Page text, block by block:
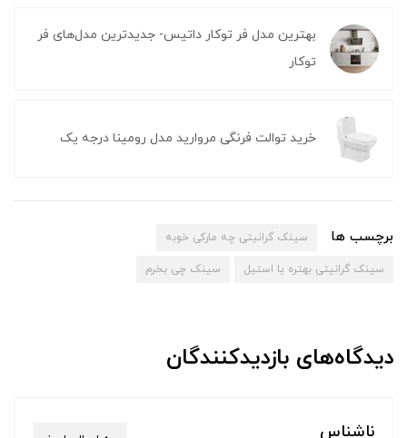
بهترین مدل فر توکار داتیس- جدیدترین مدل‌های فر
توکار
خرید توالت فرنگی مروارید مدل رومینا درجه یک
برچسب ها سینک گرانیتی چه مارکی خوبه
سینک گرانیتی بهتره یا استیل سینک چی بخرم
دیدگاه‌های بازدیدکنندگان
ناشناس